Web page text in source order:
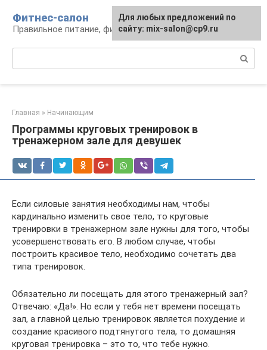
контенту
Фитнес-салон
Правильное питание, фитнес, образ жизни
Главная » Начинающим
Программы круговых тренировок в
тренажерном зале для девушек
Если силовые занятия необходимы нам, чтобы
кардинально изменить свое тело, то круговые
тренировки в тренажерном зале нужны для того, чтобы
усовершенствовать его. В любом случае, чтобы
построить красивое тело, необходимо сочетать два
типа тренировок.
Обязательно ли посещать для этого тренажерный зал?
Отвечаю: «Да!». Но если у тебя нет времени посещать
зал, а главной целью тренировок является похудение и
создание красивого подтянутого тела, то домашняя
круговая тренировка – это то, что тебе нужно.
Для любых предложений по
сайту: mix-salon@cp9.ru